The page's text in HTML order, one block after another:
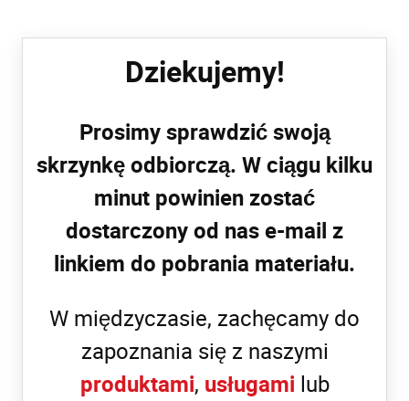
Dziekujemy!
Prosimy sprawdzić swoją
skrzynkę odbiorczą. W ciągu kilku
minut powinien zostać
dostarczony od nas e-mail z
linkiem do pobrania materiału.
W międzyczasie, zachęcamy do
zapoznania się z naszymi
produktami, usługami lub